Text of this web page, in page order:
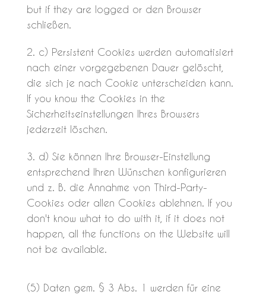
but if they are logged or den Browser
schließen.
c) Persistent Cookies werden automatisiert
nach einer vorgegebenen Dauer gelöscht,
die sich je nach Cookie unterscheiden kann.
If you know the Cookies in the
Sicherheitseinstellungen Ihres Browsers
jederzeit löschen.
d) Sie können Ihre Browser-Einstellung
entsprechend Ihren Wünschen konfigurieren
und z. B. die Annahme von Third-Party-
Cookies oder allen Cookies ablehnen. If you
don't know what to do with it, if it does not
happen, all the functions on the Website will
not be available.
(5) Daten gem. § 3 Abs. 1 werden für eine